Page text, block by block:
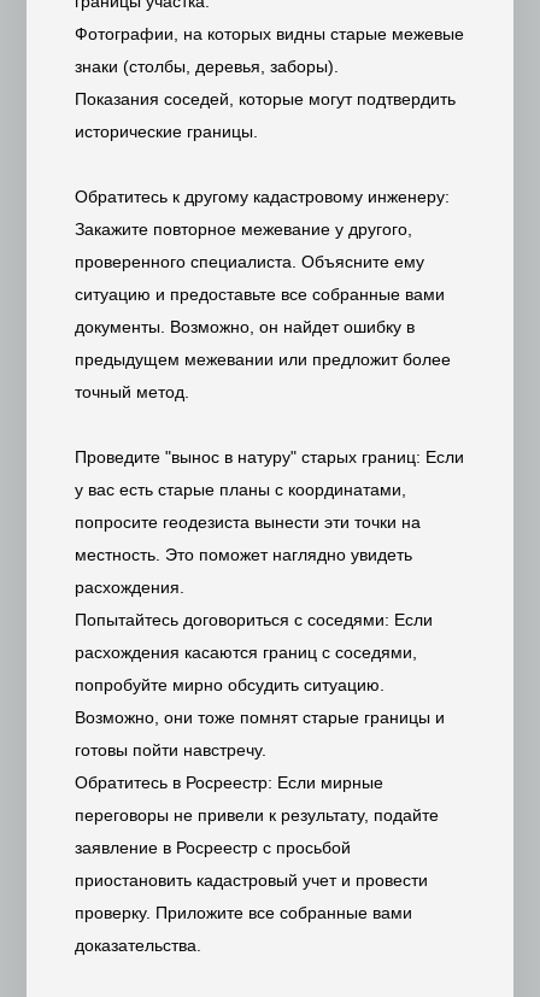
Фотографии, на которых видны старые межевые
знаки (столбы, деревья, заборы).
Показания соседей, которые могут подтвердить
исторические границы.
Обратитесь к другому кадастровому инженеру:
Закажите повторное межевание у другого,
проверенного специалиста. Объясните ему
ситуацию и предоставьте все собранные вами
документы. Возможно, он найдет ошибку в
предыдущем межевании или предложит более
точный метод.
Проведите "вынос в натуру" старых границ: Если
у вас есть старые планы с координатами,
попросите геодезиста вынести эти точки на
местность. Это поможет наглядно увидеть
расхождения.
Попытайтесь договориться с соседями: Если
расхождения касаются границ с соседями,
попробуйте мирно обсудить ситуацию.
Возможно, они тоже помнят старые границы и
готовы пойти навстречу.
Обратитесь в Росреестр: Если мирные
переговоры не привели к результату, подайте
заявление в Росреестр с просьбой
приостановить кадастровый учет и провести
проверку. Приложите все собранные вами
доказательства.